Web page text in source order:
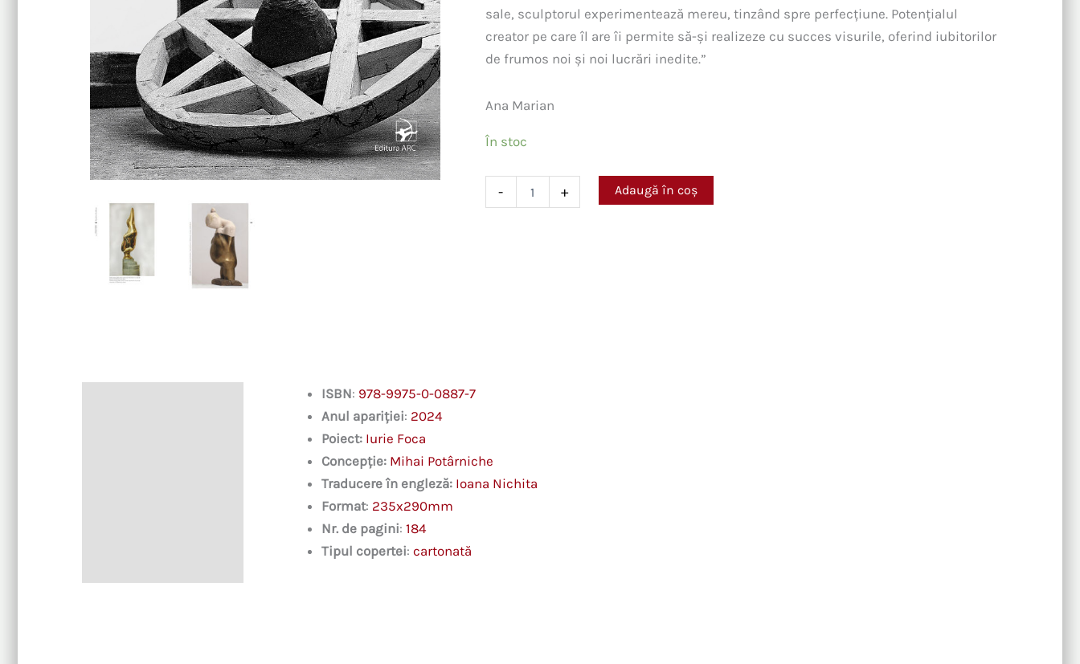
sale, sculptorul experimentează mereu, tinzând spre perfecțiune. Potențialul
creator pe care îl are îi permite să-și realizeze cu succes visurile, oferind iubitorilor
de frumos noi și noi lucrări inedite.”
Ana Marian
În stoc
- + Adaugă în coș
ISBN: 978-9975-0-0887-7
Anul apariției: 2024
Poiect: Iurie Foca
Concepție: Mihai Potârniche
Traducere în engleză:Ioana Nichita
Format: 235x290mm
Nr. de pagini: 184
Tipul copertei: cartonată